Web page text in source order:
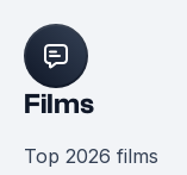
Films
Top 2026 films